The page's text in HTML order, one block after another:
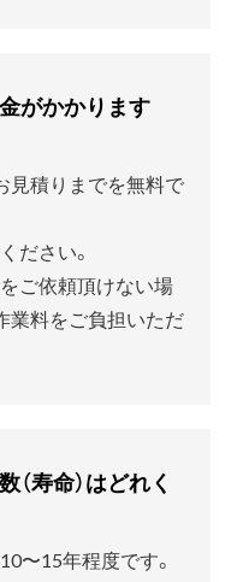
がかかります
見積りまでを無料で
ださい。
ご依頼頂けない場
業料をご負担いただ
寿命）はどれく
〜15年程度です。